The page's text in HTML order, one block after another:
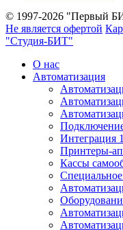
© 1997-2026 "Первый
Не является офертой
"Студия-БИТ"
О нас
Автоматизация
Интеграция
Принтеры-
Кассы